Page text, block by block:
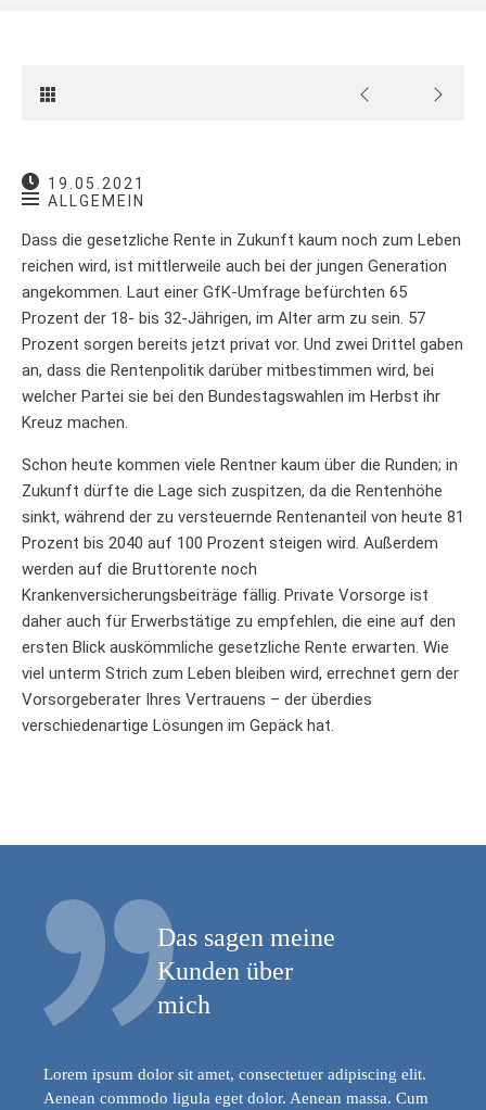
19.05.2021
ALLGEMEIN
Dass die gesetzliche Rente in Zukunft kaum noch zum Leben
reichen wird, ist mittlerweile auch bei der jungen Generation
angekommen. Laut einer GfK-Umfrage befürchten 65
Prozent der 18- bis 32-Jährigen, im Alter arm zu sein. 57
Prozent sorgen bereits jetzt privat vor. Und zwei Drittel gaben
an, dass die Rentenpolitik darüber mitbestimmen wird, bei
welcher Partei sie bei den Bundestagswahlen im Herbst ihr
Kreuz machen.
Schon heute kommen viele Rentner kaum über die Runden; in
Zukunft dürfte die Lage sich zuspitzen, da die Rentenhöhe
sinkt, während der zu versteuernde Rentenanteil von heute 81
Prozent bis 2040 auf 100 Prozent steigen wird. Außerdem
werden auf die Bruttorente noch
Krankenversicherungsbeiträge fällig. Private Vorsorge ist
daher auch für Erwerbstätige zu empfehlen, die eine auf den
ersten Blick auskömmliche gesetzliche Rente erwarten. Wie
viel unterm Strich zum Leben bleiben wird, errechnet gern der
Vorsorgeberater Ihres Vertrauens – der überdies
verschiedenartige Lösungen im Gepäck hat.
Das sagen meine
Kunden über
mich
Lorem ipsum dolor sit amet, consectetuer adipiscing elit.
Aenean commodo ligula eget dolor. Aenean massa. Cum